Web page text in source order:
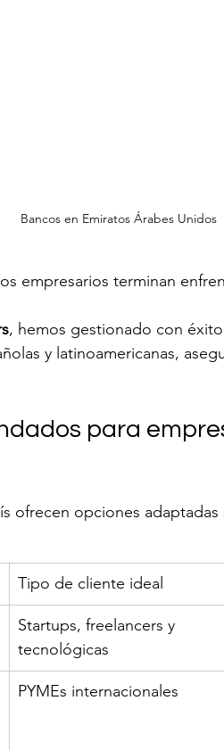
Bancos en Emiratos Árabes Unidos
empresarios terminan
, hemos gestionado con éxito
y latinoamericanas,
para
ofrecen opciones
Tipo de cliente ideal
Startups, freelancers y
tecnológicas
PYMEs internacionales